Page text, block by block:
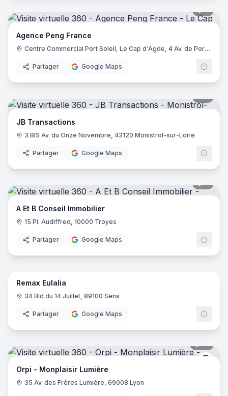
Agence Peng France
Centre Commercial Port Soleil, Le Cap d'Agde, 4 Av. de Port Ambonne, 34300 Le Cap d'Agde
Partager Google Maps
JB Transactions
3 BIS Av. du Onze Novembre, 43120 Monistrol-sur-Loire
Partager Google Maps
A Et B Conseil Immobilier
15 Pl. Audiffred, 10000 Troyes
Partager Google Maps
11
Remax Eulalia
34 Bld du 14 Juillet, 89100 Sens
Partager Google Maps
ORPI
Orpi - Monplaisir Lumière
35 Av. des Frères Lumière, 69008 Lyon